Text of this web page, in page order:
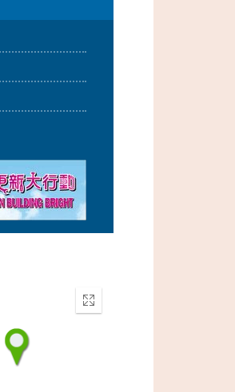
Enter
fullscreen